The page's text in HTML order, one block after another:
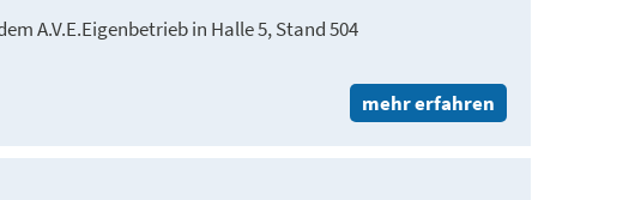
A.V.E.Eigenbetrieb in Halle 5, Stand 504
mehr erfahren